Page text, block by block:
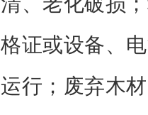
格证或设备、
运行；废弃木